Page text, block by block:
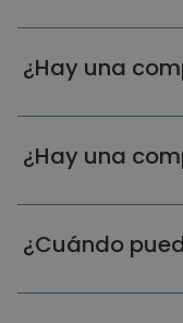
¿Hay una
¿Hay una
¿Cuándo